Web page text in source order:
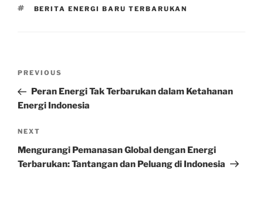
TAGS
BERITA ENERGI BARU TERBARUKAN
Previous
Post
PREVIOUS
Peran Energi Tak Terbarukan dalam Ketahanan
Energi Indonesia
Next
Post
NEXT
Mengurangi Pemanasan Global dengan Energi
Terbarukan: Tantangan dan Peluang di Indonesia